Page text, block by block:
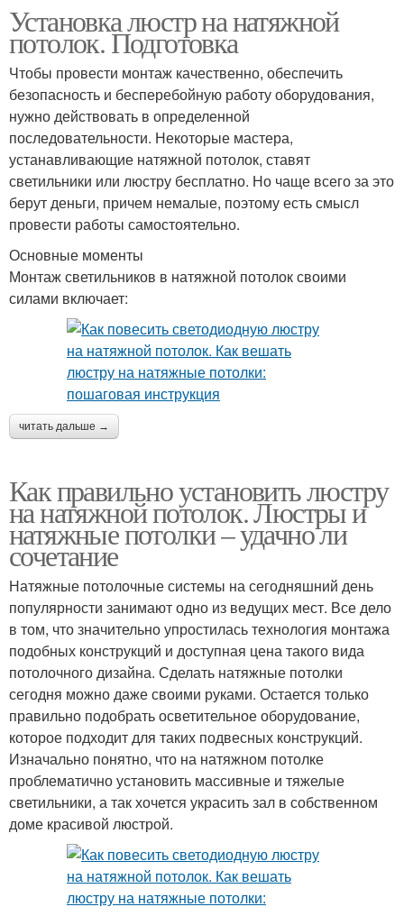
Установка люстр на натяжной
потолок. Подготовка
Чтобы провести монтаж качественно, обеспечить
безопасность и бесперебойную работу оборудования,
нужно действовать в определенной
последовательности. Некоторые мастера,
устанавливающие натяжной потолок, ставят
светильники или люстру бесплатно. Но чаще всего за это
берут деньги, причем немалые, поэтому есть смысл
провести работы самостоятельно.
Основные моменты
Монтаж светильников в натяжной потолок своими
силами включает:
читать дальше →
Как правильно установить люстру
на натяжной потолок. Люстры и
натяжные потолки – удачно ли
сочетание
Натяжные потолочные системы на сегодняшний день
популярности занимают одно из ведущих мест. Все дело
в том, что значительно упростилась технология монтажа
подобных конструкций и доступная цена такого вида
потолочного дизайна. Сделать натяжные потолки
сегодня можно даже своими руками. Остается только
правильно подобрать осветительное оборудование,
которое подходит для таких подвесных конструкций.
Изначально понятно, что на натяжном потолке
проблематично установить массивные и тяжелые
светильники, а так хочется украсить зал в собственном
доме красивой люстрой.